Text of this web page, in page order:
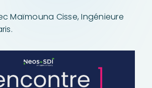
Maïmouna Cisse, Ingénieure